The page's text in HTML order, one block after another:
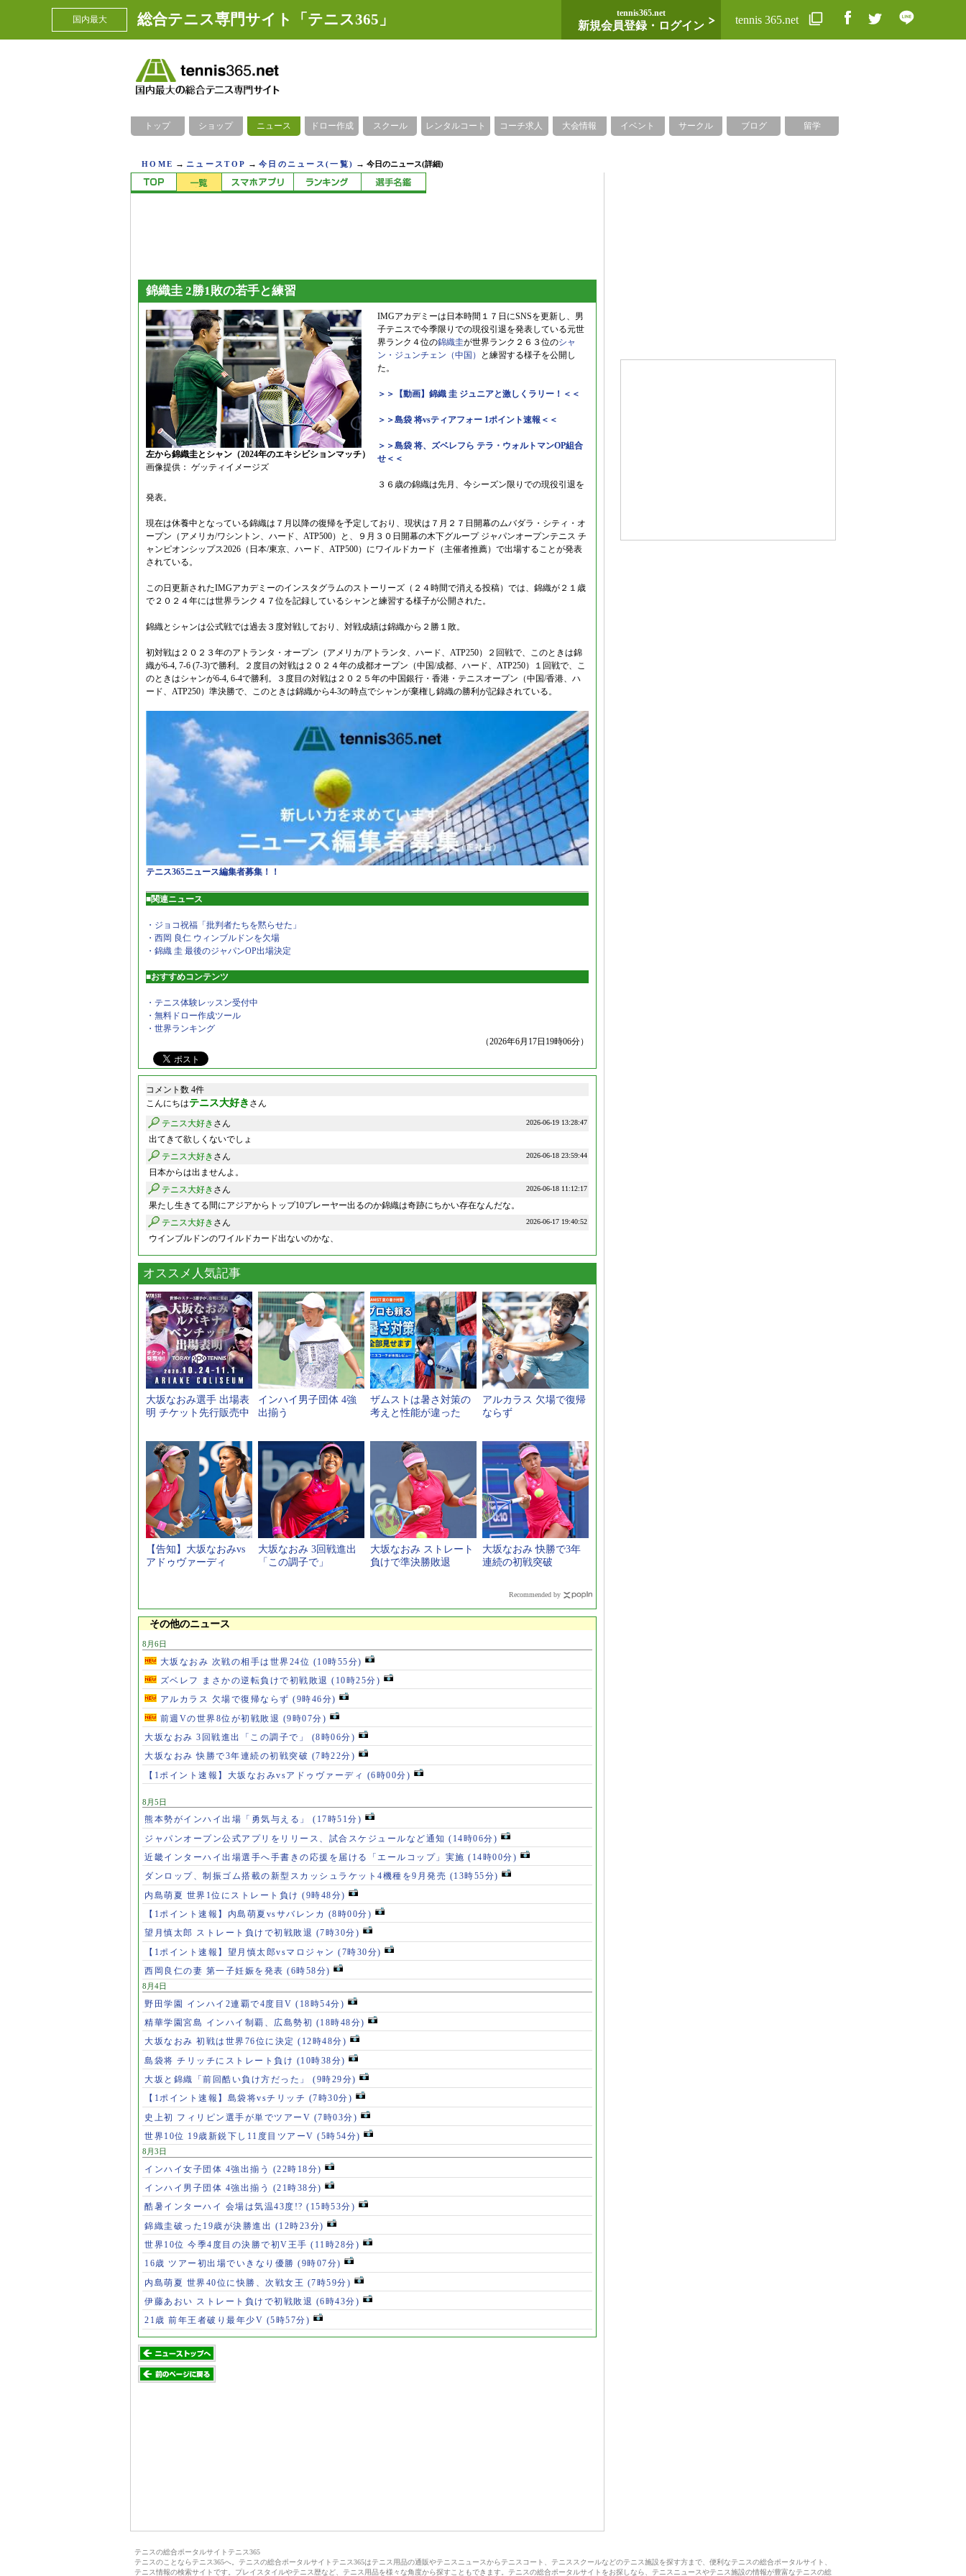
国内最大 総合テニス専門サイト「テニス365」 tennis365.net
新規会員登録・ログイン tennis 365.net
トップ ショップ ニュース ドロー作成 スクール レンタルコート コーチ求人 大会情報 イベント サークル ブログ 留学
HOME → ニュースTOP →今日のニュース(一覧) →今日のニュース(詳細)
錦織圭 2勝1敗の若手と練習
左から錦織圭とシャン（2024年のエキシビションマッチ）
画像提供： ゲッティイメージズ
IMGアカデミーは日本時間１７日にSNSを更新し、男
子テニスで今季限りでの現役引退を発表している元世
界ランク４位の錦織圭が世界ランク２６３位のシャ
ン・ジュンチェン（中国）
と練習する様子を公開し
た。
＞＞【動画】錦織 圭 ジュニアと激しくラリー！＜＜
＞＞島袋 将vsティアフォー 1ポイント速報＜＜
＞＞島袋 将、ズベレフら テラ・ウォルトマンOP組合
せ＜＜
３６歳の錦織は先月、今シーズン限りでの現役引退を
発表。
現在は休養中となっている錦織は７月以降の復帰を予定しており、現状は７月２７日開幕のムバダラ・シティ・オ
ープン（アメリカ/ワシントン、ハード、ATP500）と、９月３０日開幕の木下グループ ジャパンオープンテニス チ
ャンピオンシップス2026（日本/東京、ハード、ATP500）にワイルドカード（主催者推薦）で出場することが発表
されている。
この日更新されたIMGアカデミーのインスタグラムのストーリーズ（２４時間で消える投稿）では、錦織が２１歳
で２０２４年には世界ランク４７位を記録しているシャンと練習する様子が公開された。
錦織とシャンは公式戦では過去３度対戦しており、対戦成績は錦織から２勝１敗。
初対戦は２０２３年のアトランタ・オープン（アメリカ/アトランタ、ハード、ATP250）２回戦で、このときは錦
織が6-4, 7-6 (7-3)で勝利。２度目の対戦は２０２４年の成都オープン（中国/成都、ハード、ATP250）１回戦で、こ
のときはシャンが6-4, 6-4で勝利。３度目の対戦は２０２５年の中国銀行・香港・テニスオープン（中国/香港、ハ
ード、ATP250）準決勝で、このときは錦織から4-3の時点でシャンが棄権し錦織の勝利が記録されている。
テニス365ニュース編集者募集！！
■関連ニュース
・ジョコ祝福「批判者たちを黙らせた」
・西岡 良仁 ウィンブルドンを欠場
・錦織 圭 最後のジャパンOP出場決定
■おすすめコンテンツ
・テニス体験レッスン受付中
・無料ドロー作成ツール
・世界ランキング
（2026年6月17日19時06分）
コメント数 4件
こんにちはテニス大好き さん
2026-06-19 13:28:47
テニス大好き さん
出てきて欲しくないでしょ
2026-06-18 23:59:44
テニス大好き さん
日本からは出ませんよ。
2026-06-18 11:12:17
テニス大好き さん
果たし生きてる間にアジアからトップ10プレーヤー出るのか錦織は奇跡にちかい存在なんだな。
2026-06-17 19:40:52
テニス大好き さん
ウインブルドンのワイルドカード出ないのかな、
オススメ人気記事
大坂なおみ選手 出場表
明 チケット先行販売中
インハイ男子団体 4強
出揃う
ザムストは暑さ対策の
考えと性能が違った
アルカラス 欠場で復帰
ならず
【告知】大坂なおみvs
アドゥヴァーディ
大坂なおみ 3回戦進出
「この調子で」
大坂なおみ ストレート
負けで準決勝敗退
大坂なおみ 快勝で3年
連続の初戦突破
Recommended by
その他のニュース
8月6日
大坂なおみ 次戦の相手は世界24位 (10時55分)
ズベレフ まさかの逆転負けで初戦敗退 (10時25分)
アルカラス 欠場で復帰ならず (9時46分)
前週Vの世界8位が初戦敗退 (9時07分)
大坂なおみ 3回戦進出「この調子で」 (8時06分)
大坂なおみ 快勝で3年連続の初戦突破 (7時22分)
【1ポイント速報】大坂なおみvsアドゥヴァーディ (6時00分)
8月5日
熊本勢がインハイ出場「勇気与える」 (17時51分)
ジャパンオープン公式アプリをリリース、試合スケジュールなど通知 (14時06分)
近畿インターハイ出場選手へ手書きの応援を届ける「エールコップ」実施 (14時00分)
ダンロップ、制振ゴム搭載の新型スカッシュラケット4機種を9月発売 (13時55分)
内島萌夏 世界1位にストレート負け (9時48分)
【1ポイント速報】内島萌夏vsサバレンカ (8時00分)
望月慎太郎 ストレート負けで初戦敗退 (7時30分)
【1ポイント速報】望月慎太郎vsマロジャン (7時30分)
西岡良仁の妻 第一子妊娠を発表 (6時58分)
8月4日
野田学園 インハイ2連覇で4度目V (18時54分)
精華学園宮島 インハイ制覇、広島勢初 (18時48分)
大坂なおみ 初戦は世界76位に決定 (12時48分)
島袋将 チリッチにストレート負け (10時38分)
大坂と錦織「前回酷い負け方だった」 (9時29分)
【1ポイント速報】島袋将vsチリッチ (7時30分)
史上初 フィリピン選手が単でツアーV (7時03分)
世界10位 19歳新鋭下し11度目ツアーV (5時54分)
8月3日
インハイ女子団体 4強出揃う (22時18分)
インハイ男子団体 4強出揃う (21時38分)
酷暑インターハイ 会場は気温43度!? (15時53分)
錦織圭破った19歳が決勝進出 (12時23分)
世界10位 今季4度目の決勝で初V王手 (11時28分)
16歳 ツアー初出場でいきなり優勝 (9時07分)
内島萌夏 世界40位に快勝、次戦女王 (7時59分)
伊藤あおい ストレート負けで初戦敗退 (6時43分)
21歳 前年王者破り最年少V (5時57分)
テニスの総合ポータルサイトテニス365
テニスのことならテニス365へ。テニスの総合ポータルサイトテニス365はテニス用品の通販やテニスニュースからテニスコート、テニススクールなどのテニス施設を探す方まで、便利なテニスの総合ポータルサイト、
テニス情報の検索サイトです。プレイスタイルやテニス歴など、テニス用品を様々な角度から探すこともできます。テニスの総合ポータルサイトをお探しなら、テニスニュースやテニス施設の情報が豊富なテニスの総